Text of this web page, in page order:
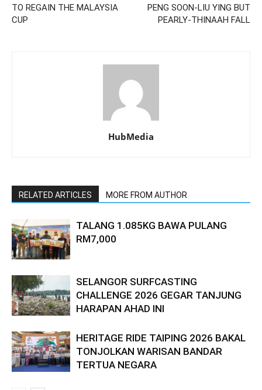
TO REGAIN THE MALAYSIA
CUP
PENG SOON-LIU YING BUT
PEARLY-THINAAH FALL
HubMedia
RELATED ARTICLES MORE FROM AUTHOR
TALANG 1.085KG BAWA PULANG
RM7,000
SELANGOR SURFCASTING
CHALLENGE 2026 GEGAR TANJUNG
HARAPAN AHAD INI
HERITAGE RIDE TAIPING 2026 BAKAL
TONJOLKAN WARISAN BANDAR
TERTUA NEGARA